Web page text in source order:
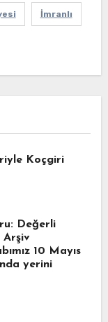
İmranlı
Koçgiri
Değerli
Arşiv
10 Mayıs
yerini